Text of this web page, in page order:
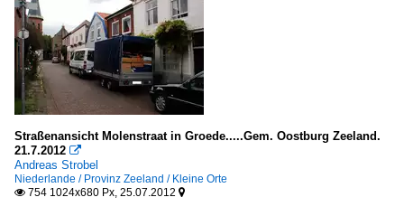
Brunnen, Denkmäler etc.
Brunnen
Deutschland
Denkmäler
Deutschland
Europa
Straßenansicht Molenstraat in Groede.....Gem. Oostburg Zeeland.
21.7.2012 
Andreas Strobel
Niederlande / Provinz Zeeland / Kleine Orte
 754 1024x680 Px, 25.07.2012 